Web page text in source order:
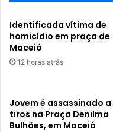
Identificada vítima de
homicídio em praça de
Maceió
12 horas atrás
Jovem é assassinado a
tiros na Praça Denilma
Bulhões, em Maceió